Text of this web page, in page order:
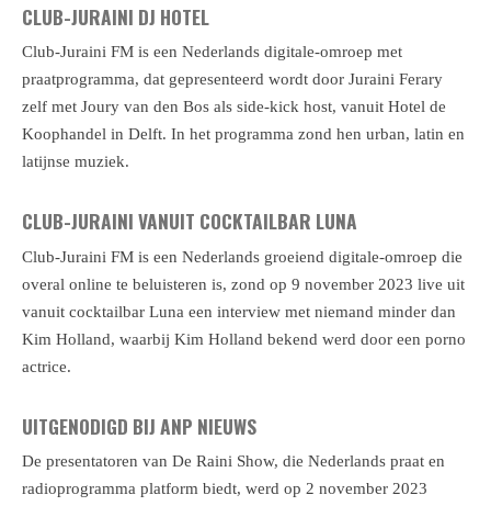
CLUB-JURAINI DJ HOTEL
Club-Juraini FM is een Nederlands digitale-omroep met
praatprogramma, dat gepresenteerd wordt door Juraini Ferary
zelf met Joury van den Bos als side-kick host, vanuit Hotel de
Koophandel in Delft. In het programma zond hen urban, latin en
latijnse muziek.
CLUB-JURAINI VANUIT COCKTAILBAR LUNA
Club-Juraini FM is een Nederlands groeiend digitale-omroep die
overal online te beluisteren is, zond op 9 november 2023 live uit
vanuit cocktailbar Luna een interview met niemand minder dan
Kim Holland, waarbij Kim Holland bekend werd door een porno
actrice.
UITGENODIGD BIJ ANP NIEUWS
De presentatoren van De Raini Show, die Nederlands praat en
radioprogramma platform biedt, werd op 2 november 2023